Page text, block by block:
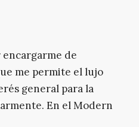
encargarme de
me permite el lujo
general para la
En el Modern